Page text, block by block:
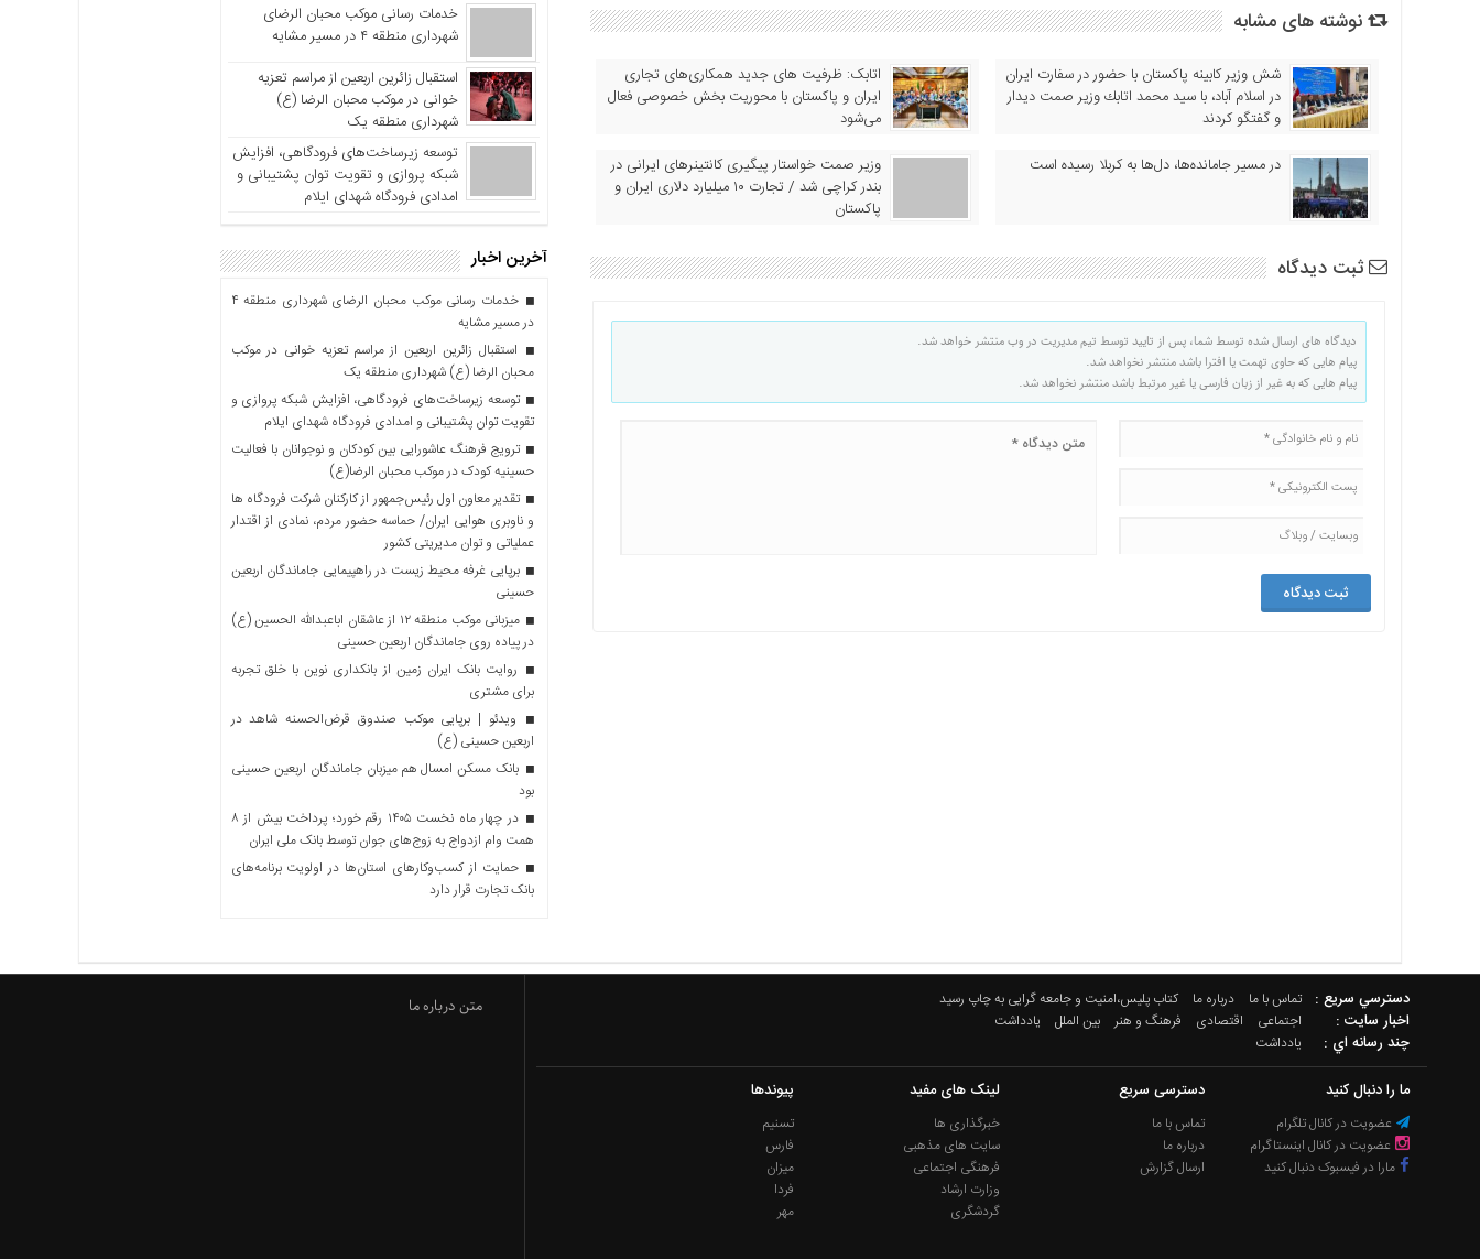
نوشته های مشابه
شش وزیر کابینه پاکستان با حضور در سفارت ایران
در اسلام آباد، با سيد محمد اتابك وزير صمت ديدار
و گفتگو كردند
اتابک: ظرفیت های جدید همکاری‌های تجاری
ایران و پاکستان با محوریت بخش خصوصی فعال
می‌شود
در مسیر جا‌مانده‌ها، دل‌ها به کربلا رسیده است
وزیر صمت خواستار پیگیری کانتینرهای ایرانی در
بندر کراچی شد / تجارت ۱۰ میلیارد دلاری ایران و
پاکستان
ثبت دیدگاه
دیدگاه های ارسال شده توسط شما، پس از تایید توسط تیم مدیریت در وب منتشر خواهد شد.
پیام هایی که حاوی تهمت یا افترا باشد منتشر نخواهد شد.
پیام هایی که به غیر از زبان فارسی یا غیر مرتبط باشد منتشر نخواهد شد.
خدمات رسانی موکب محبان الرضای
شهرداری منطقه ۴ در مسیر مشایه
استقبال زائرین اربعین از مراسم تعزیه
خوانی در موکب محبان الرضا (ع)
شهرداری منطقه یک
توسعه زیرساخت‌های فرودگاهی، افزایش
شبکه پروازی و تقویت توان پشتیبانی و
امدادی فرودگاه شهدای ایلام
آخرین اخبار
خدمات رسانی موکب محبان الرضای شهرداری منطقه ۴
در مسیر مشایه
استقبال زائرین اربعین از مراسم تعزیه خوانی در موکب
محبان الرضا (ع) شهرداری منطقه یک
توسعه زیرساخت‌های فرودگاهی، افزایش شبکه پروازی و
تقویت توان پشتیبانی و امدادی فرودگاه شهدای ایلام
ترویج فرهنگ عاشورایی بین کودکان و نوجوانان با فعالیت
حسینیه کودک در موکب محبان الرضا(ع)
تقدیر معاون اول رئیس‌جمهور از کارکنان شرکت فرودگاه ها
و ناوبری هوایی ایران/ حماسه حضور مردم، نمادی از اقتدار
عملیاتی و توان مدیریتی کشور
برپایی غرفه محیط زیست در راهپیمایی جاماندگان اربعین
حسینی
میزبانی موکب منطقه ۱۲ از عاشقان اباعبدالله الحسین (ع)
در پیاده روی جاماندگان اربعین حسینی
روایت بانک ایران زمین از بانکداری نوین با خلق تجربه
برای مشتری
ویدئو | برپایی موکب صندوق قرض‌الحسنه شاهد در
اربعین حسینی (ع)
بانک مسکن امسال هم میزبان جاماندگان اربعین حسینی
بود
در چهار ماه نخست ۱۴۰۵ رقم خورد؛ پرداخت بیش از ۸
همت وام ازدواج به زوج‌های جوان توسط بانک ملی ایران
حمایت از کسب‌وکارهای استان‌ها در اولویت برنامه‌های
بانک تجارت قرار دارد
دسترسي سريع : تماس با ما درباره ما کتاب پلیس،امنیت و جامعه گرایی به چاپ رسید
اخبار سایت : اجتماعی اقتصادی فرهنگ و هنر بین الملل یادداشت
چند رسانه اي : یادداشت
ما را دنبال کنید
عضویت در کانال تلگرام
عضویت در کانال اینستاگرام
مارا در فیسبوک دنبال کنید
دسترسی سریع
تماس با ما
درباره ما
ارسال گزارش
لینک های مفید
خبرگذاری ها
سایت های مذهبی
فرهنگی اجتماعی
وزارت ارشاد
گردشگری
پیوندها
تسنیم
فارس
میزان
فردا
مهر
متن درباره ما